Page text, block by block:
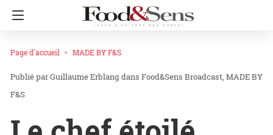
Page d'accueil MADE BY F&S
Guillaume Erblang dans Food&Sens Broadcast MADE BY
F&S